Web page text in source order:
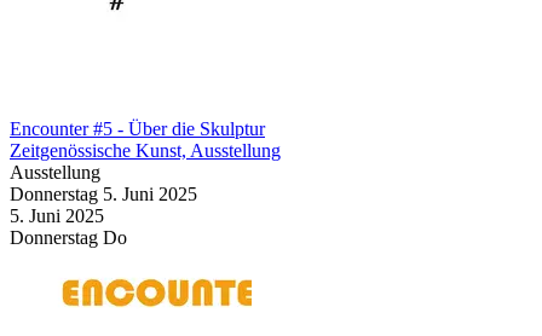
Encounter #5 - Über die Skulptur
Zeitgenössische Kunst, Ausstellung
Ausstellung
Donnerstag 5. Juni 2025
5. Juni 2025
Donnerstag Do